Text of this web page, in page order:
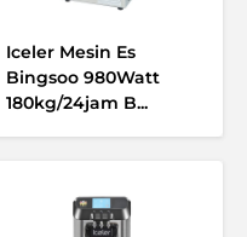
Iceler Mesin Es
Bingsoo 980Watt
180kg/24jam B...